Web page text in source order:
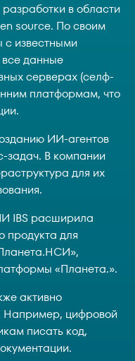
в области
source. По своим
с известными
данные
серверах (селф-
платформам, что
ИИ-агентов
задач. В компании
для их
IBS расширила
продукта для
«Планета.».
активно
Например, цифровой
писать код,